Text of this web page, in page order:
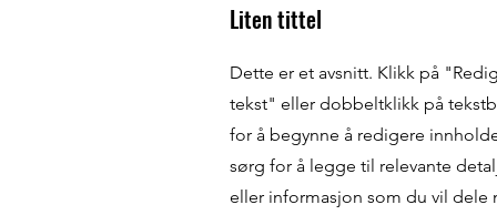
Liten tittel
Dette er et avsnitt. Klikk på
tekst" eller dobbeltklikk på
for å begynne å redigere
sørg for å legge til relevante
eller informasjon som du vil dele